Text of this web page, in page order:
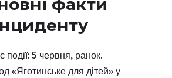
факти
події: 5 червня, ранок.
«Яготинське для дітей» у